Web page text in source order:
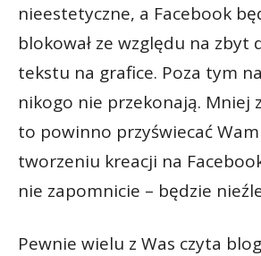
nieestetyczne, a Facebook
blokował ze względu na zbyt
tekstu na grafice. Poza tym
nikogo nie przekonają. Mniej
to powinno przyświecać
tworzeniu kreacji na
nie zapomnicie – będzie
Pewnie wielu z Was czyta